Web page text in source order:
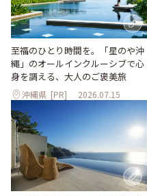
至福のひとり時間を。「星のや沖
縄」のオールインクルーシブで心
身を調える、大人のご褒美旅
沖縄県 [PR] 2026.07.15